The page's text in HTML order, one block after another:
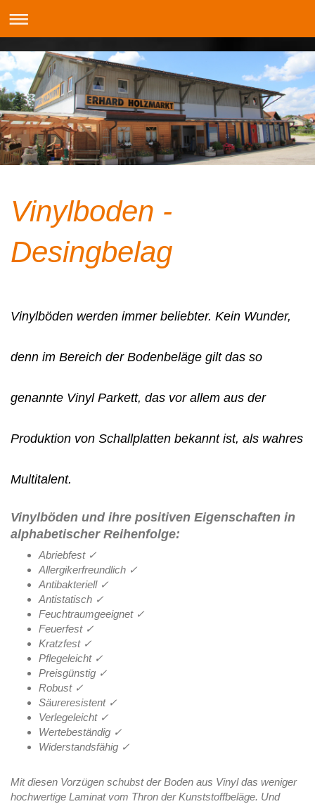
Vinylboden -
Desingbelag
Vinylböden werden immer beliebter. Kein Wunder,
denn im Bereich der Bodenbeläge gilt das so
genannte Vinyl Parkett, das vor allem aus der
Produktion von Schallplatten bekannt ist, als wahres
Multitalent.
Vinylböden und ihre positiven Eigenschaften in
alphabetischer Reihenfolge:
Abriebfest ✓
Allergikerfreundlich ✓
Antibakteriell ✓
Antistatisch ✓
Feuchtraumgeeignet ✓
Feuerfest ✓
Kratzfest ✓
Pflegeleicht ✓
Preisgünstig ✓
Robust ✓
Säureresistent ✓
Verlegeleicht ✓
Wertebeständig ✓
Widerstandsfähig ✓
Mit diesen Vorzügen schubst der Boden aus Vinyl das weniger
hochwertige Laminat vom Thron der Kunststoffbeläge. Und